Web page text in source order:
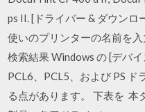
ps II. [ドライバー & ダウン
使いのプリンターの名前を
検索結果 Windows の [デバ
PCL6、PCL5、および PS
る点があります。 下表を 本